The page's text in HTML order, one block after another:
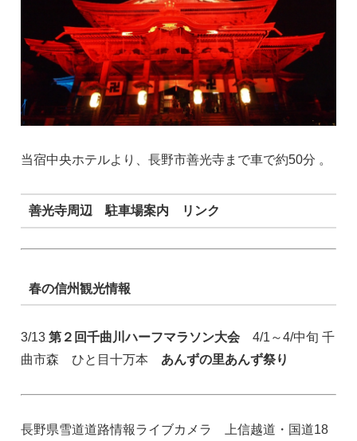
当宿中央ホテルより、長野市善光寺まで車で約50分 。
善光寺周辺 駐車場案内 リンク
春の信州観光情報
3/13 第２回千曲川ハーフマラソン大会 4/1～4/中旬 千
曲市森 ひと目十万本 あんずの里あんず祭り
長野県雪道道路情報ライブカメラ 上信越道・国道18